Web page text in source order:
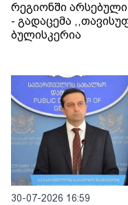
რეგიონში
- გადაცემა
ბულისკერია
30-07-2026 16:59